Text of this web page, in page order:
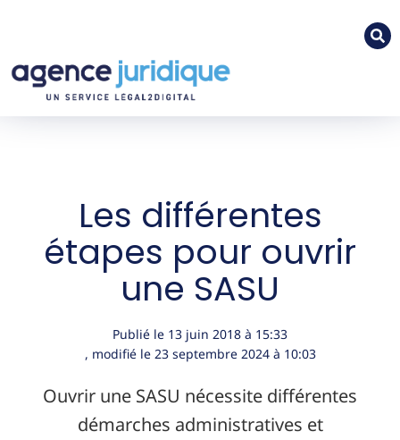
Les différentes
étapes pour ouvrir
une SASU
Publié le 13 juin 2018 à 15:33
, modifié le 23 septembre 2024à 10:03
Ouvrir une SASU nécessite différentes
démarches administratives et